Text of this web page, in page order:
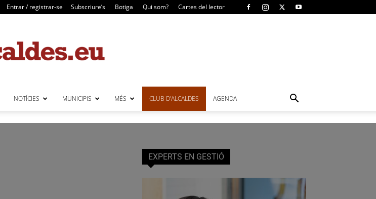
Entrar / registrar-se Subscriure’s Botiga Qui som? Cartes del lector
NOTÍCIES MUNICIPIS MÉS CLUB D’ALCALDES AGENDA
EXPERTS EN GESTIÓ